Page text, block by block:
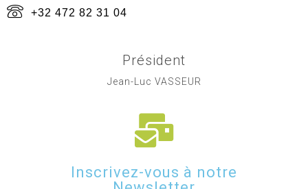
+32 472 82 31 04
Président
Jean-Luc VASSEUR
Inscrivez-vous à notre